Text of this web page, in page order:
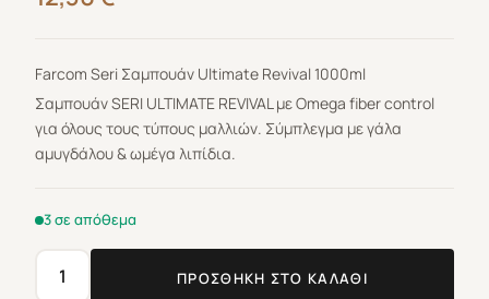
Farcom Seri Σαμπουάν Ultimate Revival 1000ml
Σαµπουάν SERI ULTIMATE REVIVAL µε Omega fiber control
για όλους τους τύπους µαλλιών. Σύµπλεγµα µε γάλα
αµυγδάλου & ωµέγα λιπίδια.
3 σε απόθεμα
Farcom
ΠΡΟΣΘΉΚΗ ΣΤΟ ΚΑΛΆΘΙ